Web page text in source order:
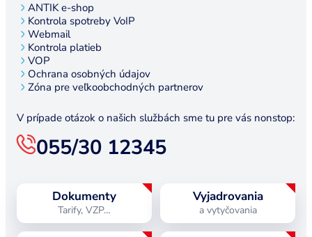
ANTIK e-shop
Kontrola spotreby VoIP
Webmail
Kontrola platieb
VOP
Ochrana osobných údajov
Zóna pre veľkoobchodných partnerov
V prípade otázok o našich službách sme tu pre vás nonstop:
055/30 12345
Dokumenty
Tarify, VZP…
Vyjadrovania
a vytyčovania